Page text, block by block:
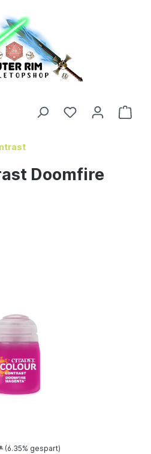
Doomfire
(6.35% gespart)